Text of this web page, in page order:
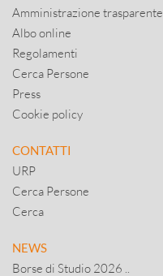
Amministrazione trasparente
Albo online
Regolamenti
Cerca Persone
Press
Cookie policy
CONTATTI
URP
Cerca Persone
Cerca
NEWS
Borse di Studio 2026 ..